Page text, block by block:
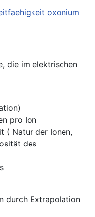
die im elektrischen
pro Ion
( Natur der Ionen,
des
durch Extrapolation